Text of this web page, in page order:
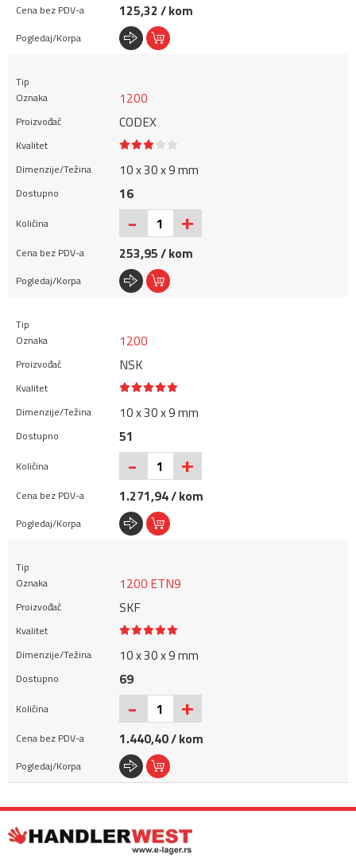
125,32 / kom
1200
CODEX
10 x 30 x 9 mm
16
- +
253,95 / kom
1200
NSK
10 x 30 x 9 mm
51
- +
1.271,94 / kom
1200 ETN9
SKF
10 x 30 x 9 mm
69
- +
1.440,40 / kom